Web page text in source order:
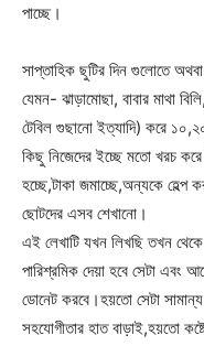
পাচ্ছে।
সাপ্তাহিক ছুটির দিন গুলোতে
যেমন- ঝাড়ামোছা, বাবার মাথা
টেবিল গুছানো ইত্যাদি) করে
কিছু নিজেদের ইচ্ছে মতো খরচ
হচ্ছে,টাকা জমাচ্ছে,অন্যকে
ছোটদের এসব শেখানো।
এই লেখাটি যখন লিখছি তখন
পারিশ্রমিক দেয়া হবে সেটা এবং
ডোনেট করবে।হয়তো সেটা
সহযোগীতার হাত বাড়াই,হয়তো